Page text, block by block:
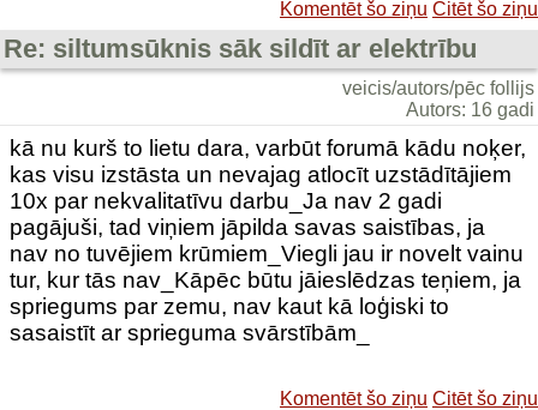
Komentēt šo ziņu Citēt šo ziņu
Re: siltumsūknis sāk sildīt ar elektrību
veicis/autors/pēc follijs
Autors: 16 gadi
kā nu kurš to lietu dara, varbūt forumā kādu noķer,
kas visu izstāsta un nevajag atlocīt uzstādītājiem
10x par nekvalitatīvu darbu_Ja nav 2 gadi
pagājuši, tad viņiem jāpilda savas saistības, ja
nav no tuvējiem krūmiem_Viegli jau ir novelt vainu
tur, kur tās nav_Kāpēc būtu jāieslēdzas teņiem, ja
spriegums par zemu, nav kaut kā loģiski to
sasaistīt ar sprieguma svārstībām_
Komentēt šo ziņu Citēt šo ziņu